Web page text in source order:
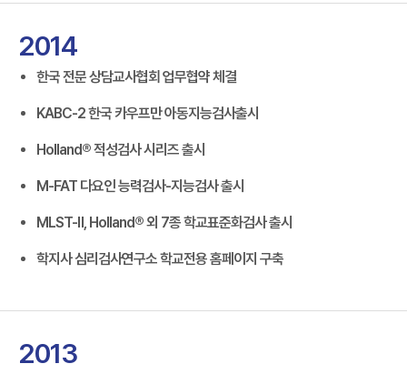
2014
한국 전문 상담교사협회 업무협약 체결
KABC-2 한국 카우프만 아동지능검사출시
Holland® 적성검사 시리즈 출시
M-FAT 다요인 능력검사-지능검사 출시
MLST-Ⅱ, Holland® 외 7종 학교표준화검사 출시
학지사 심리검사연구소 학교전용 홈페이지 구축
2013